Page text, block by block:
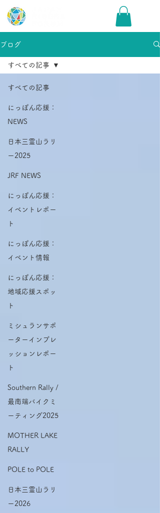
ブログ
すべての記事
にっぽん応援：
NEWS
日本三霊山ラリ
ー2025
JRF NEWS
にっぽん応援：
イベントレポー
ト
にっぽん応援：
イベント情報
にっぽん応援：
地域応援スポッ
ト
ミシュランサポ
ーターインプレ
ッションレポー
ト
Southern Rally /
最南端バイクミ
ーティング2025
MOTHER LAKE
RALLY
POLE to POLE
日本三霊山ラリ
ー2026
すべての記事